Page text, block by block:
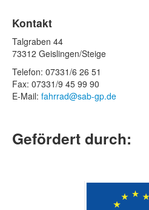
Kontakt
Talgraben 44
73312 Geislingen/Steige
Telefon: 07331/6 26 51
Fax: 07331/9 45 99 90
E-Mail: fahrrad@sab-gp.de
Gefördert durch: